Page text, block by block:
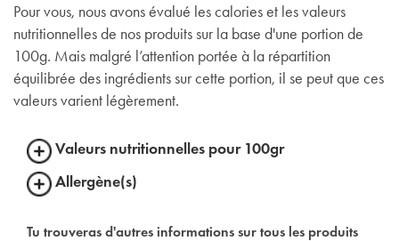
Pour vous, nous avons évalué les calories et les valeurs
nutritionnelles de nos produits sur la base d'une portion de
100g. Mais malgré l’attention portée à la répartition
équilibrée des ingrédients sur cette portion, il se peut que ces
valeurs varient légèrement.
Valeurs nutritionnelles pour 100gr
Allergène(s)
Tu trouveras d'autres informations sur tous les produits